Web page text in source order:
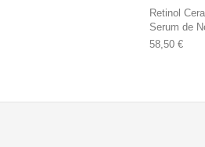
Retinol
Serum de
58,50 €